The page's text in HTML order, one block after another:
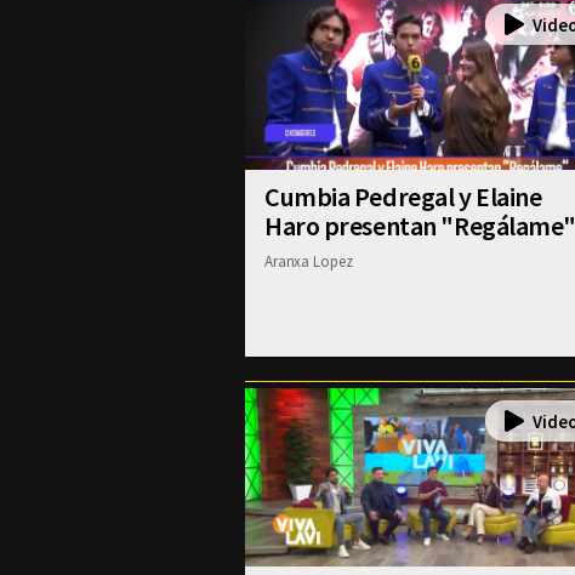
Cumbia Pedregal y Elaine
Haro presentan "Regálame"
Aranxa Lopez